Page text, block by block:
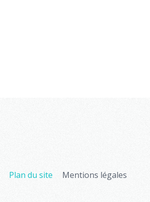
Plan du site Mentions légales